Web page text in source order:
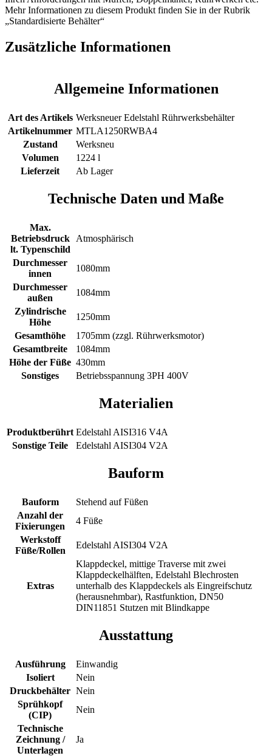
Mehr Informationen zu diesem Produkt finden Sie in der Rubrik
„Standardisierte Behälter“
Zusätzliche Informationen
Allgemeine Informationen
Art des Artikels Werksneuer Edelstahl Rührwerksbehälter
Artikelnummer MTLA1250RWBA4
Zustand
Werksneu
Volumen
1224 l
Lieferzeit
Ab Lager
Technische Daten und Maße
Max.
Betriebsdruck
lt. Typenschild
Atmosphärisch
Durchmesser
innen
1080mm
Durchmesser
außen
1084mm
Zylindrische
Höhe
1250mm
Gesamthöhe
1705mm (zzgl. Rührwerksmotor)
Gesamtbreite
1084mm
Höhe der Füße 430mm
Sonstiges
Betriebsspannung 3PH 400V
Materialien
Produktberührt Edelstahl AISI316 V4A
Sonstige Teile
Edelstahl AISI304 V2A
Bauform
Bauform
Stehend auf Füßen
Anzahl der
Fixierungen
4 Füße
Werkstoff
Füße/Rollen
Edelstahl AISI304 V2A
Extras
Klappdeckel, mittige Traverse mit zwei
Klappdeckelhälften, Edelstahl Blechrosten
unterhalb des Klappdeckels als Eingreifschutz
(herausnehmbar), Rastfunktion, DN50
DIN11851 Stutzen mit Blindkappe
Ausstattung
Ausführung
Einwandig
Isoliert
Nein
Druckbehälter Nein
Sprühkopf
(CIP)
Nein
Technische
Zeichnung /
Unterlagen
Ja